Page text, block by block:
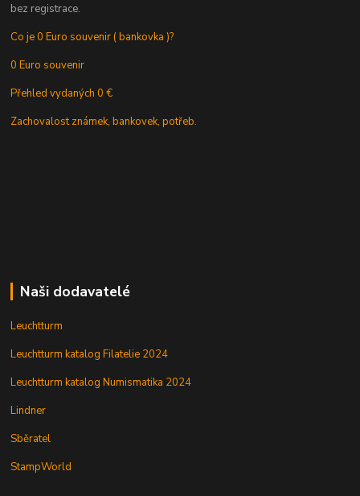
bez registrace.
Co je 0 Euro souvenir ( bankovka )?
0 Euro souvenir
Přehled vydaných 0 €
Zachovalost známek, bankovek, potřeb.
Naši dodavatelé
Leuchtturm
Leuchtturm katalog Filatelie 2024
Leuchtturm katalog Numismatika 2024
Lindner
Sběratel
StampWorld